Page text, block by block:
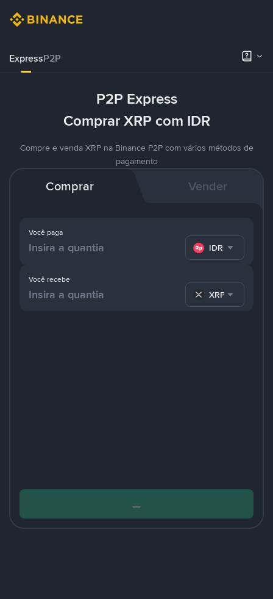
ExpressP2P
P2P Express
Comprar XRP com IDR
Compre e venda XRP na Binance P2P com vários métodos de
pagamento
Comprar Vender
Você paga
IDR
Você recebe
XRP